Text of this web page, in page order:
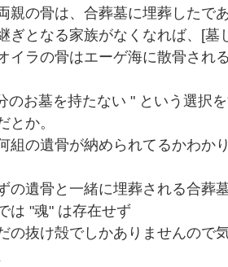
親の骨は、合葬墓に埋葬したで
ぎとなる家族がなくなれば、[墓
イラの骨はエーゲ海に散骨さ
のお墓を持たない " という選択
とか。
組の遺骨が納められてるかわか
の遺骨と一緒に埋葬される合葬
は "魂" は存在せず
の抜け殻でしかありませんので